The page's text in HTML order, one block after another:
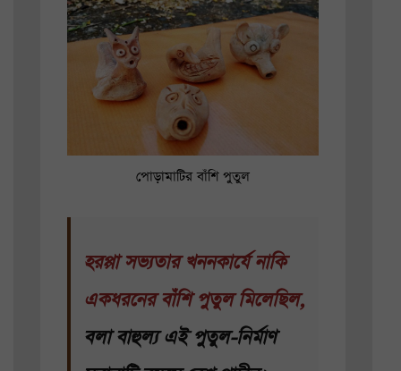
পোড়ামাটির বাঁশি পুতুল
হরপ্পা সভ্যতার খননকার্যে নাকি
একধরনের বাঁশি পুতুল মিলেছিল,
বলা বাহুল্য এই পুতুল-নির্মাণ